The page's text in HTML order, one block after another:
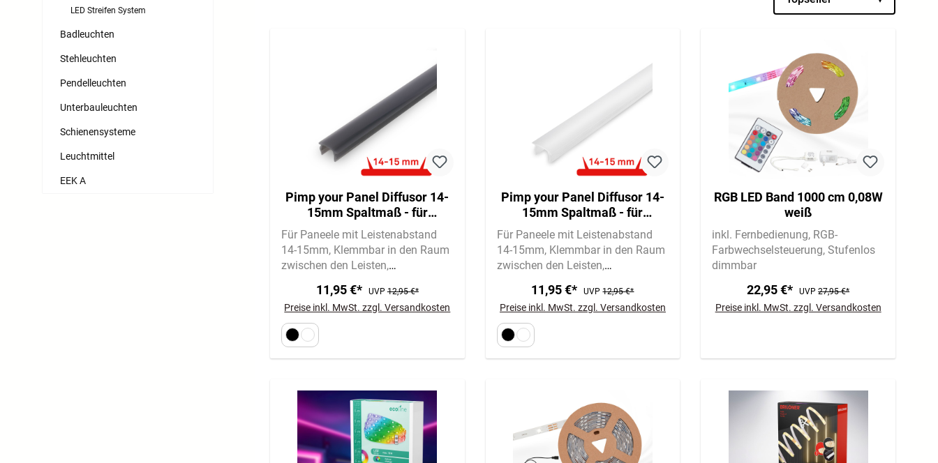
LED Streifen System
Badleuchten
Stehleuchten
Pendelleuchten
Unterbauleuchten
Schienensysteme
Leuchtmittel
EEK A
Pimp your Panel Diffusor 14-
15mm Spaltmaß - für
Wandpaneele, 130cm,
Klemmbar, Kürzbar, Schwarz
Für Paneele mit Leistenabstand
14-15mm Klemmbar in den Raum
zwischen den Leisten
11,95 €* UVP12,95 €*
Preise inkl. MwSt. zzgl. Versandkosten
Pimp your Panel Diffusor 14-
15mm Spaltmaß - für
Wandpaneele, 130cm,
Klemmbar, Kürzbar, Weiß
Für Paneele mit Leistenabstand
14-15mm Klemmbar in den Raum
zwischen den Leisten
11,95 €* UVP12,95 €*
Preise inkl. MwSt. zzgl. Versandkosten
RGB LED Band 1000 cm 0,08W
weiß
inkl. Fernbedienung RGB-
Farbwechselsteuerung Stufenlos
dimmbar
22,95 €* UVP27,95 €*
Preise inkl. MwSt. zzgl. Versandkosten